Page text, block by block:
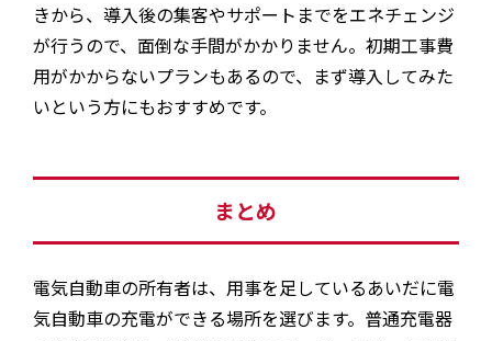
きから、導入後の集客やサポートまでをエネチェンジ
が行うので、面倒な手間がかかりません。初期工事費
用がかからないプランもあるので、まず導入してみた
いという方にもおすすめです。
まとめ
電気自動車の所有者は、用事を足しているあいだに電
気自動車の充電ができる場所を選びます。普通充電器